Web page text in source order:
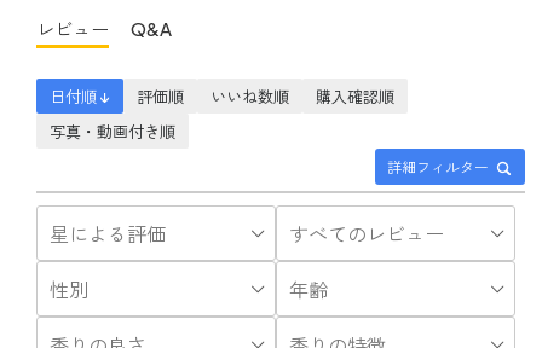
#ハーブのある暮らし#ア
フューザー#アロマ好きな
人と繋がりたい#精油#ア
ロマのある生活#丁寧な暮
スト#アロマクラフトワー
ク#アンチウイルス#マス
対策
レビュー Q&A
詳細フィルター
日付順 ↓ 評価順 いいね数順
購入確認順
写真・動画付き順